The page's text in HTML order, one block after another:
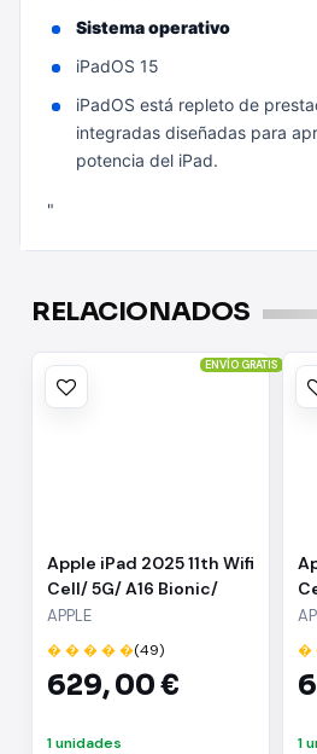
Sistema operativo
iPadOS 15
iPadOS está repleto de
integradas diseñadas para
potencia del iPad.
"
RELACIONADOS
Apple iPad 2025 11th Wifi
Cell/ 5G/ A16 Bionic/
128GB/ Azul
APPLE
� � � � �(49)
629,00 €
1 unidades
ENVÍO GRATIS
�
1